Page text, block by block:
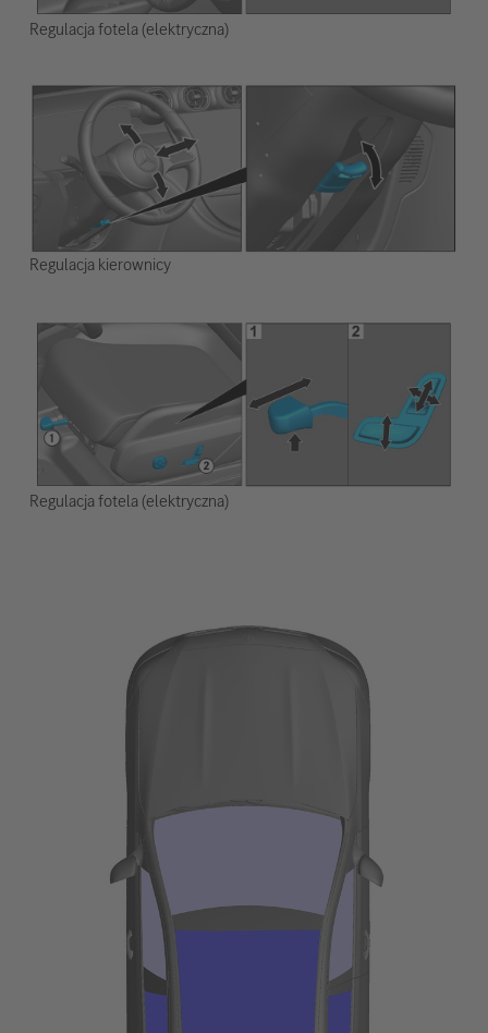
Regulacja fotela (elektryczna)
Regulacja kierownicy
Regulacja fotela (elektryczna)